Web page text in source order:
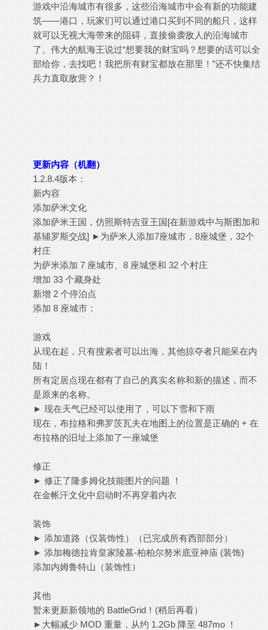
游戏中沿海城市有很多，这些沿海城市中会有新的功能建
筑——港口，玩家们可以通过港口买到不同的船只，这样
就可以无视大海带来的阻碍，直接偷袭敌人的沿海城市
了。伟大的航海王说过“想要我的财宝吗？想要的话可以全
部给你，去找吧！我把所有财宝都放在那里！”还不快集结
兵力直取敌营？！
更新内容（机翻）
1.2.8.4版本：
新内容
添加萨米文化
添加萨米王国，仿照斯特吉亚王国[在新游戏中与斯图加和
基辅罗斯交战] ►为萨米人添加7座城市，8座城堡，32个
村庄
为萨米添加 7 座城市、8 座城堡和 32 个村庄
增加 33 个藏身处
新增 2 个停泊点
添加 8 座城市：
游戏
从现在起，只有搜索者可以出海，其他掠夺者只能呆在内
陆！
所有定居点现在都有了自己的真实名称和新的描述，而不
是原来的名称。
► 现在天气已经可以使用了，可以下雪和下雨
现在，布拉格和弗罗茨瓦夫在地图上的位置是正确的 + 在
布拉格的旧址上添加了一座城堡
修正
► 修正了隆多姆化技能图片的问题 ！
在金帐汗文化中启动时不再穿着内衣
装饰
► 添加道路（仅装饰性）（已完成所有西部部分）
► 添加梅德拉肯皇家陵墓-柏柏尔努米底亚神庙 (装饰)
添加内姆鲁特山（装饰性）
其他
暂未更新新领地的 BattleGrid！(稍后再看）
►大幅减少 MOD 重量，从约 1.2Gb 降至 487mo ！